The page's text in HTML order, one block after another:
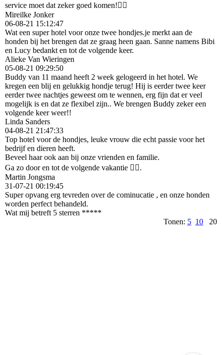
service moet dat zeker goed komen!👍🏼
Mireilke Jonker
06-08-21 15:12:47
Wat een super hotel voor onze twee hondjes.je merkt aan de
honden bij het brengen dat ze graag heen gaan. Sanne namens Bibi
en Lucy bedankt en tot de volgende keer.
Alieke Van Wieringen
05-08-21 09:29:50
Buddy van 11 maand heeft 2 week gelogeerd in het hotel. We
kregen een blij en gelukkig hondje terug! Hij is eerder twee keer
eerder twee nachtjes geweest om te wennen, erg fijn dat er veel
mogelijk is en dat ze flexibel zijn.. We brengen Buddy zeker een
volgende keer weer!!
Linda Sanders
04-08-21 21:47:33
Top hotel voor de hondjes, leuke vrouw die echt passie voor het
bedrijf en dieren heeft.
Beveel haar ook aan bij onze vrienden en familie.
Ga zo door en tot de volgende vakantie 👍🏻.
Martin Jongsma
31-07-21 00:19:45
Super opvang erg tevreden over de cominucatie , en onze honden
worden perfect behandeld.
Wat mij betreft 5 sterren *****
Tonen: 5 10 20